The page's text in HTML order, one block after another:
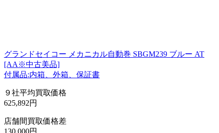
グランドセイコー メカニカル自動巻 SBGM239 ブルー AT
[AA※中古美品]
付属品:内箱、外箱、保証書
９社平均買取価格
625,892円
店舗間買取価格差
130,000円